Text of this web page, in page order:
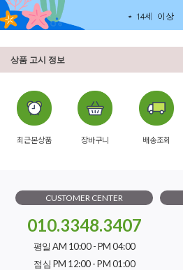
상품 고시 정보
최근본상품 장바구니 배송조회
CUSTOMER CENTER
010.3348.3407
평일 AM 10:00 - PM 04:00
점심 PM 12:00 - PM 01:00